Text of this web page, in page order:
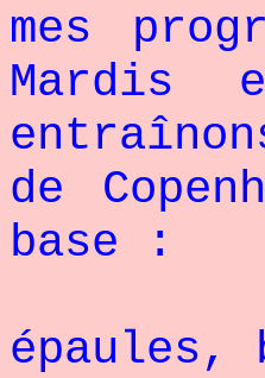
mes
Mardis
de
base :
épaules,